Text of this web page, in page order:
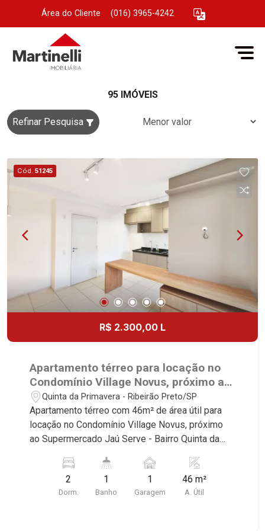
Área do Cliente (016) 3965-4242
95 IMÓVEIS
Refinar Pesquisa
Cód. 51245
R$ 2.300,00 L
Apartamento térreo para locação no
Condomínio Village Novus, próximo ao
Supermercado Jaú Serve - Ribeirão
Preto/SP.
Quinta da Primavera - Ribeirão Preto/SP
Apartamento térreo com 46m² de área útil para
locação no Condomínio Village Novus, próximo
ao Supermercado Jaú Serve - Bairro Quinta da
características deste imóvel que a Martinelli
Imobiliária selecionou para você: - 46m² de área
útil - 2 dormitório sendo 1 com armário - Banheiro
2
Dorm.
1
Banho
1
Garagem
46 m²
A. Útil